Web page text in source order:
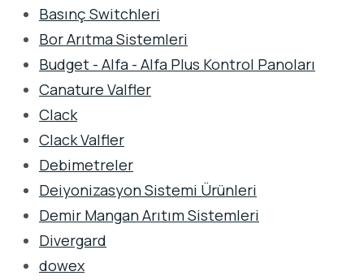
Basınç Switchleri
Bor Arıtma Sistemleri
Budget - Alfa - Alfa Plus Kontrol Panoları
Canature Valfler
Clack
Clack Valfler
Debimetreler
Deiyonizasyon Sistemi Ürünleri
Demir Mangan Arıtım Sistemleri
Divergard
dowex